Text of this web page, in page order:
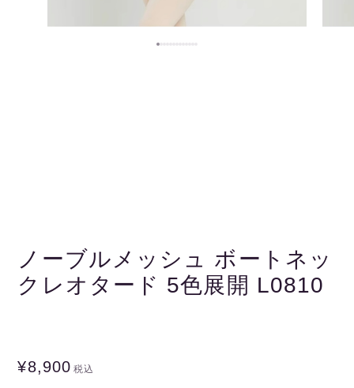
ノーブルメッシュ ボートネッ
クレオタード 5色展開 L0810
¥8,900 税込